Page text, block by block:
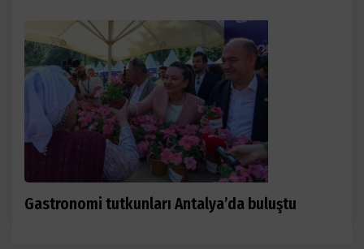
Gastronomi tutkunları Antalya’da buluştu